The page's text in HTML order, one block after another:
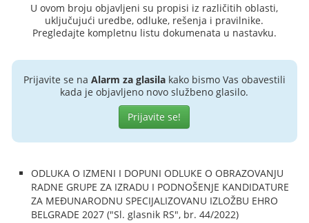
U ovom broju objavljeni su propisi iz različitih oblasti,
uključujući uredbe, odluke, rešenja i pravilnike.
Pregledajte kompletnu listu dokumenata u nastavku.
Prijavite se na Alarm za glasilakako bismo Vas obavestili
kada je objavljeno novo službeno glasilo.
Prijavite se!
ODLUKA O IZMENI I DOPUNI ODLUKE O OBRAZOVANJU
RADNE GRUPE ZA IZRADU I PODNOŠENJE KANDIDATURE
ZA MEĐUNARODNU SPECIJALIZOVANU IZLOŽBU EHRO
BELGRADE 2027 ("Sl. glasnik RS", br. 44/2022)